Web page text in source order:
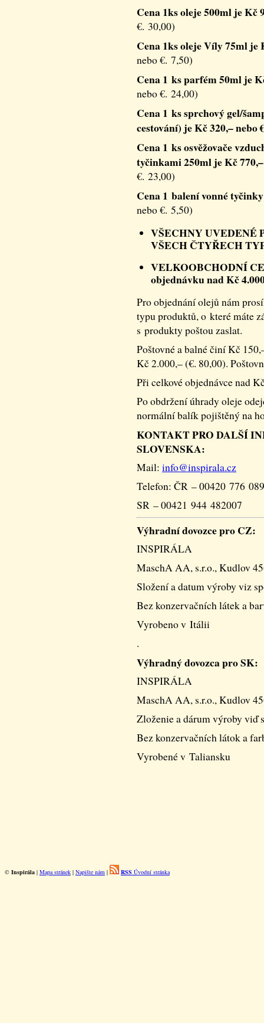
Cena 1ks oleje 500ml je Kč
€. 30,00)
Cena 1ks oleje Víly 75ml je
nebo €. 7,50)
Cena 1 ks parfém 50ml je
nebo €. 24,00)
Cena 1 ks sprchový gel/
cestování) je Kč 320,– nebo
Cena 1 ks osvěžovače
tyčinkami 250ml je Kč
€. 23,00)
Cena 1 balení vonné
nebo €. 5,50)
VŠECHNY UVEDENÉ
VŠECH ČTYŘECH
VELKOOBCHODNÍ
objednávku nad Kč
Pro objednání olejů nám
typu produktů, o které máte
s produkty poštou zaslat.
Poštovné a balné činí Kč
Kč 2.000,– (€. 80,00).
Při celkové objednávce nad
Po obdržení úhrady oleje
normální balík pojištěný na
KONTAKT PRO DALŠÍ
SLOVENSKA:
Mail: info@inspirala.cz
Telefon: ČR – 00420 776
SR – 00421 944 482007
Výhradní dovozce pro CZ:
INSPIRÁLA
MaschA AA, s.r.o., Kudlov
Složení a datum výroby viz
Bez konzervačních látek a
Vyrobeno v Itálii
.
Výhradný dovozca pro SK:
INSPIRÁLA
MaschA AA, s.r.o., Kudlov
Zloženie a dárum výroby viď
Bez konzervačních látok a
Vyrobené v Taliansku
© Inspirála | Mapa stránek | Napište nám | RSS Úvodní stránka